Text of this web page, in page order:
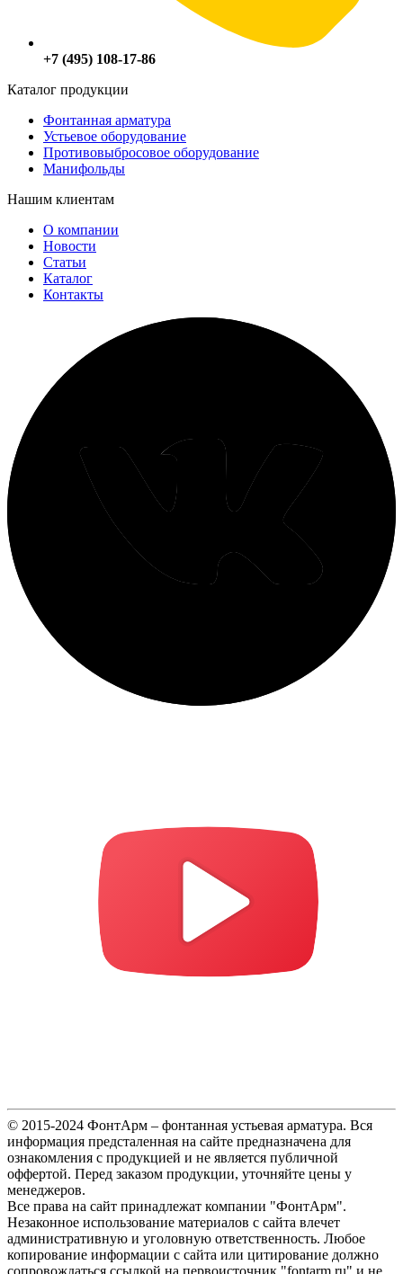
+7 (495) 108-17-86
Каталог продукции
Фонтанная арматура
Устьевое оборудование
Противовыбросовое оборудование
Манифольды
Нашим клиентам
О компании
Новости
Статьи
Каталог
Контакты
© 2015-2024 ФонтАрм – фонтанная устьевая арматура. Вся
информация предсталенная на сайте предназначена для
ознакомления с продукцией и не является публичной
оффертой. Перед заказом продукции, уточняйте цены у
менеджеров.
Все права на сайт принадлежат компании "ФонтАрм".
Незаконное использование материалов с сайта влечет
административную и уголовную ответственность. Любое
копирование информации с сайта или цитирование должно
сопровождаться ссылкой на первоисточник "fontarm.ru" и не